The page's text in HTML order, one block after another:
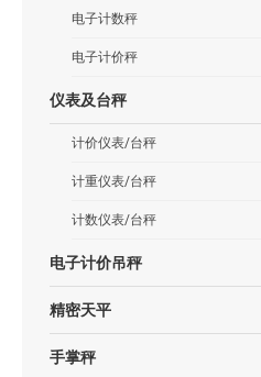
电子计数秤
电子计价秤
仪表及台秤
计价仪表/台秤
计重仪表/台秤
计数仪表/台秤
电子计价吊秤
精密天平
手掌秤